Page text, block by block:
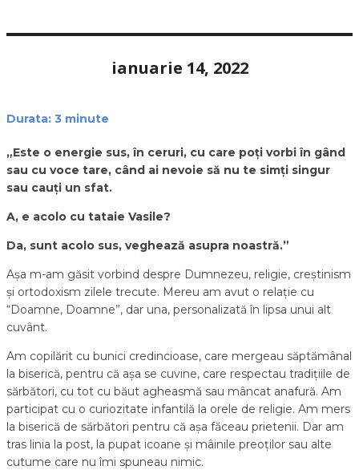
ianuarie 14, 2022
Durata: 3 minute
„Este o energie sus, în ceruri, cu care poți vorbi în gând
sau cu voce tare, când ai nevoie să nu te simți singur
sau cauți un sfat.
A, e acolo cu tataie Vasile?
Da, sunt acolo sus, veghează asupra noastră.”
Așa m-am găsit vorbind despre Dumnezeu, religie, creștinism
și ortodoxism zilele trecute. Mereu am avut o relație cu
“Doamne, Doamne”, dar una, personalizată în lipsa unui alt
cuvânt.
Am copilărit cu bunici credincioase, care mergeau săptămânal
la biserică, pentru că așa se cuvine, care respectau tradițiile de
sărbători, cu tot cu băut agheasmă sau mâncat anafură. Am
participat cu o curiozitate infantilă la orele de religie. Am mers
la biserică de sărbători pentru că așa făceau prietenii. Dar am
tras linia la post, la pupat icoane și mâinile preoților sau alte
cutume care nu îmi spuneau nimic.